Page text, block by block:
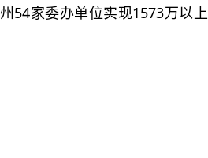
54家委办单位实现1573万以